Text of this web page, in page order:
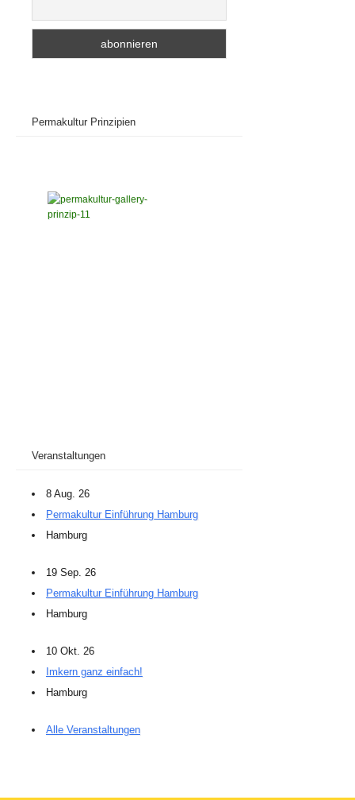
Permakultur Prinzipien
Veranstaltungen
8 Aug. 26
Permakultur Einführung Hamburg
Hamburg
19 Sep. 26
Permakultur Einführung Hamburg
Hamburg
10 Okt. 26
Imkern ganz einfach!
Hamburg
Alle Veranstaltungen